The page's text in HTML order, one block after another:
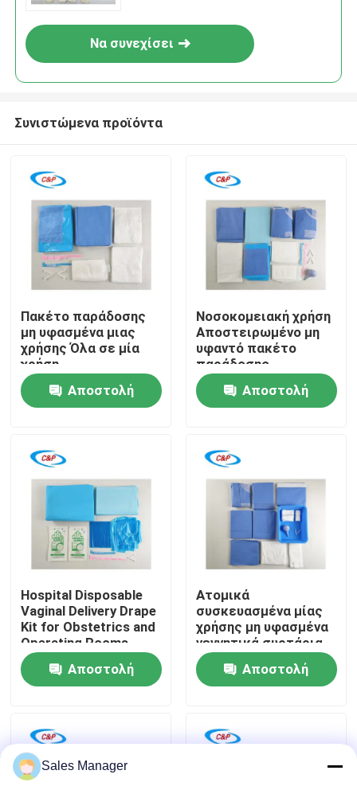
Σπίτι
Προϊόντα
Σχετικά με εμάς
Έλεγχος ποιότητας
Επικοινωνήστε μαζί μας
Ειδήσεις
Υποθέσεις
Να συνεχίσει
Συνιστώμενα προϊόντα
Πακέτο παράδοσης
μη υφασμένα μιας
χρήσης Όλα σε μία
χρήση
Αποστειρωμένο
μαιευτικό
χειρουργικό κιτ μιας
Αποστολή
Νοσοκομειακή χρήση
Αποστειρωμένο μη
υφαντό πακέτο
παράδοσης
μητρότητας Κιτ
μαιευτικής
επέμβασης
Αποστολή
Hospital Disposable
Vaginal Delivery Drape
Kit for Obstetrics and
Operating Rooms
Αποστολή
Ατομικά
συσκευασμένα μίας
χρήσης μη υφασμένα
γεννητικά συρτάρια
για αποστειρωμένο
φράγμαΑποστολή
Sales Manager